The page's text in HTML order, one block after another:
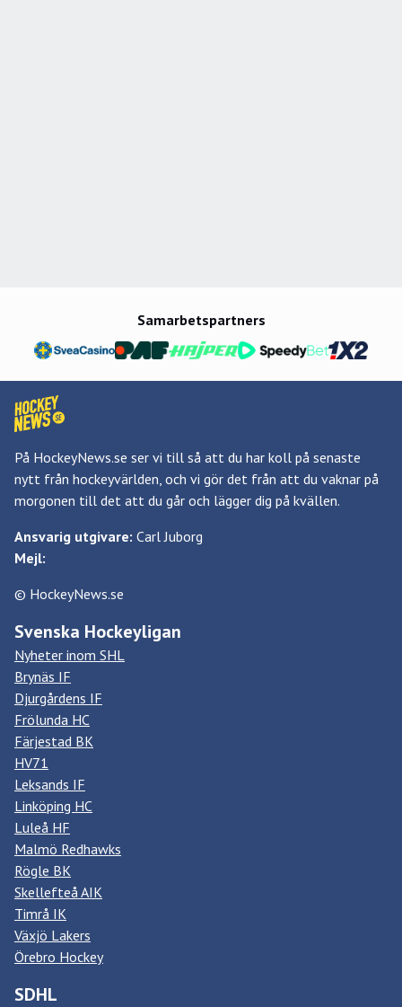
Samarbetspartners
På HockeyNews.se ser vi till så att du har koll på senaste
nytt från hockeyvärlden, och vi gör det från att du vaknar på
morgonen till det att du går och lägger dig på kvällen.
Ansvarig utgivare: Carl Juborg
Mejl:
© HockeyNews.se
Svenska Hockeyligan
Nyheter inom SHL
Brynäs IF
Djurgårdens IF
Frölunda HC
Färjestad BK
HV71
Leksands IF
Linköping HC
Luleå HF
Malmö Redhawks
Rögle BK
Skellefteå AIK
Timrå IK
Växjö Lakers
Örebro Hockey
SDHL